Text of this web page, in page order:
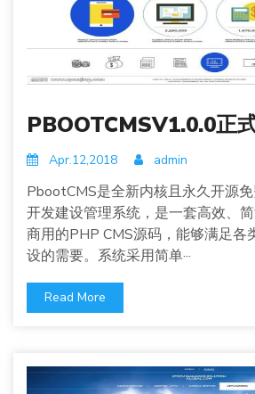
PBOOTCMSV1.0.0正
Apr.12,2018 admin
PbootCMS是全新内核且永久开源
开发建设管理系统，是一套高效、
商用的PHP CMS源码，能够满足各
设的需要。系统采用简单···
Read More